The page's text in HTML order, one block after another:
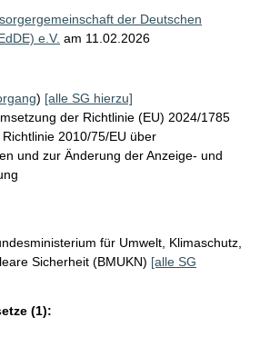
der Deutschen
e.V. am 11.02.2026
) [alle SG hierzu]
der Richtlinie (EU) 2024/1785
2010/75/EU über
und zur Änderung der Anzeige- und
für Umwelt, Klimaschutz,
Sicherheit (BMUKN) [alle SG
(1):